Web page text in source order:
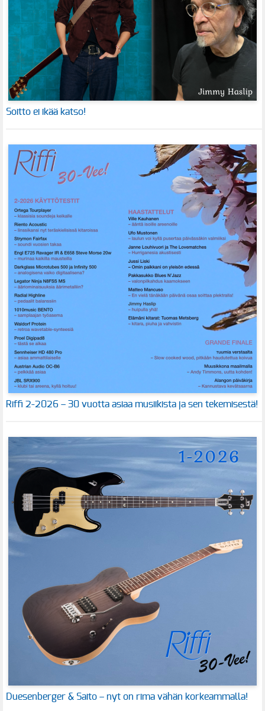
Soitto ei ikää katso!
Riffi 2-2026 – 30 vuotta asiaa musiikista ja sen tekemisestä!
Duesenberger & Saito – nyt on rima vähän korkeammalla!